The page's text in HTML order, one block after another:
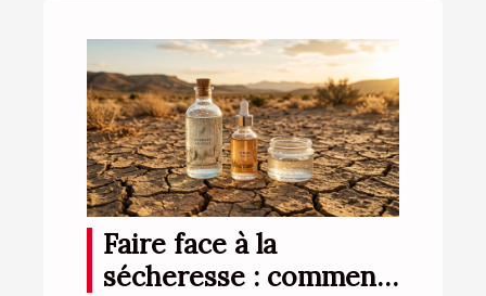
Faire face à la
sécheresse : comment